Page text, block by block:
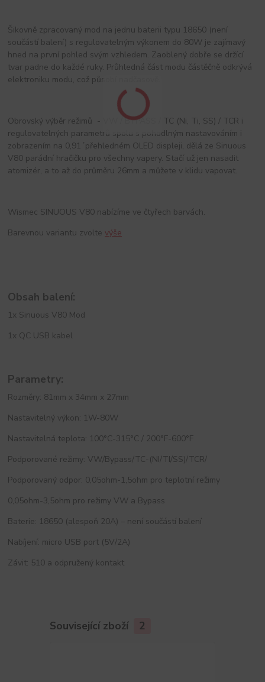
Šikovně zpracovaný mod na jednu baterii typu 18650 (není
součástí balení) s regulovatelným výkonem do 80W je zajímavý
hned na první pohled svým vzhledem. Zaoblený dobře se držící
tvar padne do každé ruky. Průhledná část modu částěčně odkrývá
elektroniku modu, což působí nadčasově.
Obrovský výběr režimů - VW / BYPASS / TC (Ni, Ti, SS) / TCR i
regulovatelných parametrů spolu s pohodlným nastavováním i
zobrazením na 0,91´přehledném OLED displeji, dělá ze Sinuous
V80 parádní hračičku pro všechny vapery. Stačí už jen nasadit
atomizér, a to až do průměru 26mm a můžete v klidu vapovat.
Wismec SINUOUS V80 nabízíme ve čtyřech barvách.
Barevnou variantu zvoltevýše
Obsah balení:
1x Sinuous V80 Mod
1x QC USB kabel
Parametry:
Rozměry: 81mm x 34mm x 27mm
Nastavitelný výkon: 1W-80W
Nastavitelná teplota: 100°C-315°C / 200°F-600°F
Podporované režimy: VW/Bypass/TC-(NI/TI/SS)/TCR/
Podporovaný odpor: 0,05ohm-1,5ohm pro teplotní režimy
0,05ohm-3,5ohm pro režimy VW a Bypass
Baterie: 18650 (alespoň 20A) – není součástí balení
Nabíjení: micro USB port (5V/2A)
Závit: 510 a odpružený kontakt
Související zboží 2